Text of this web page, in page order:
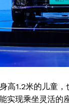
高1.2米的儿童
实现乘坐灵活的